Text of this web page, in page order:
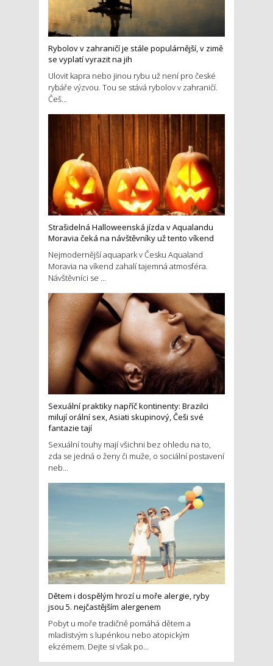
Rybolov v zahraničí je stále populárnější, v zimě
se vyplatí vyrazit na jih
Ulovit kapra nebo jinou rybu už není pro české
rybáře výzvou. Tou se stává rybolov v zahraničí.
Češ...
Strašidelná Halloweenská jízda v Aqualandu
Moravia čeká na návštěvníky už tento víkend
Nejmodernější aquapark v Česku Aqualand
Moravia na víkend zahalí tajemná atmosféra.
Návštěvníci se ...
Sexuální praktiky napříč kontinenty: Brazilci
milují orální sex, Asiati skupinový, Češi své
fantazie tají
Sexuální touhy mají všichni bez ohledu na to,
zda se jedná o ženy či muže, o sociální postavení
neb...
Dětem i dospělým hrozí u moře alergie, ryby
jsou 5. nejčastějším alergenem
Pobyt u moře tradičně pomáhá dětem a
mladistvým s lupénkou nebo atopickým
ekzémem. Dejte si však po...